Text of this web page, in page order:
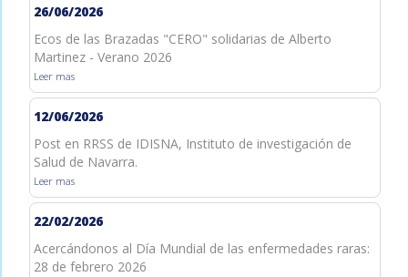
26/06/2026
Ecos de las Brazadas "CERO" solidarias de Alberto
Martinez - Verano 2026
Leer mas
12/06/2026
Post en RRSS de IDISNA, Instituto de investigación de
Salud de Navarra.
Leer mas
22/02/2026
Acercándonos al Día Mundial de las enfermedades raras:
28 de febrero 2026